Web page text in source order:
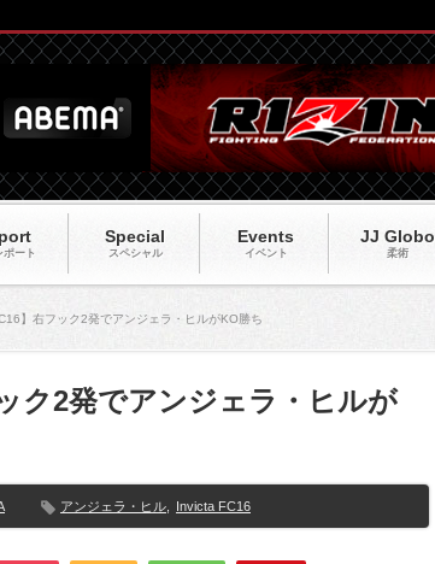
ポート
Special
スペシャル
Events
イベント
JJ Globo
柔術
】右フック2発でアンジェラ・ヒルがKO勝ち
ク2発でアンジェラ・ヒルが
アンジェラ・ヒル Invicta FC16